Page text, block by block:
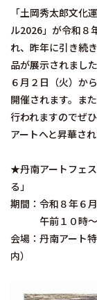
「土岡秀太郎文
ル2026」が令和８
れ、昨年に引き続
品が展示されました
６月２日（火）か
開催されます。ま
行われますのでぜ
アートへと昇華さ
★丹南アートフェ
る」
期間：令和８年６
午前１０時～
会場：丹南アート
内）